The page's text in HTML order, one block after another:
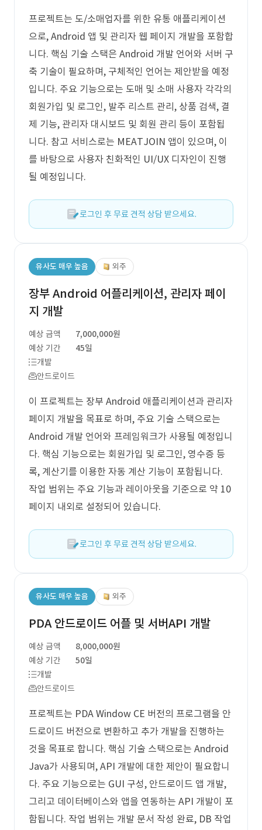
프로젝트는 도/소매업자를 위한 유통 애플리케이션
으로, Android 앱 및 관리자 웹 페이지 개발을 포함합
니다. 핵심 기술 스택은 Android 개발 언어와 서버 구
축 기술이 필요하며, 구체적인 언어는 제안받을 예정
입니다. 주요 기능으로는 도매 및 소매 사용자 각각의
회원가입 및 로그인, 발주 리스트 관리, 상품 검색, 결
제 기능, 관리자 대시보드 및 회원 관리 등이 포함됩
니다. 참고 서비스로는 MEATJOIN 앱이 있으며, 이
를 바탕으로 사용자 친화적인 UI/UX 디자인이 진행
될 예정입니다.
로그인 후 무료 견적 상담 받으세요.
유사도 매우 높음 외주
장부 Android 어플리케이션, 관리자 페이
지 개발
예상 금액
7,000,000원
예상 기간
45일
개발
안드로이드
이 프로젝트는 장부 Android 애플리케이션과 관리자
페이지 개발을 목표로 하며, 주요 기술 스택으로는
Android 개발 언어와 프레임워크가 사용될 예정입니
다. 핵심 기능으로는 회원가입 및 로그인, 영수증 등
록, 계산기를 이용한 자동 계산 기능이 포함됩니다.
작업 범위는 주요 기능과 레이아웃을 기준으로 약 10
페이지 내외로 설정되어 있습니다.
로그인 후 무료 견적 상담 받으세요.
유사도 매우 높음 외주
PDA 안드로이드 어플 및 서버API 개발
예상 금액
8,000,000원
예상 기간
50일
개발
안드로이드
프로젝트는 PDA Window CE 버전의 프로그램을 안
드로이드 버전으로 변환하고 추가 개발을 진행하는
것을 목표로 합니다. 핵심 기술 스택으로는 Android
Java가 사용되며, API 개발에 대한 제안이 필요합니
다. 주요 기능으로는 GUI 구성, 안드로이드 앱 개발,
그리고 데이터베이스와 앱을 연동하는 API 개발이 포
함됩니다. 작업 범위는 개발 문서 작성 완료, DB 작업